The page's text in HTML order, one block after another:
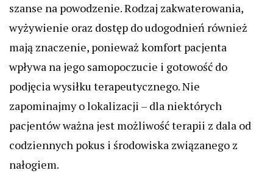
szanse na powodzenie. Rodzaj zakwaterowania,
wyżywienie oraz dostęp do udogodnień również
mają znaczenie, ponieważ komfort pacjenta
wpływa na jego samopoczucie i gotowość do
podjęcia wysiłku terapeutycznego. Nie
zapominajmy o lokalizacji – dla niektórych
pacjentów ważna jest możliwość terapii z dala od
codziennych pokus i środowiska związanego z
nałogiem.